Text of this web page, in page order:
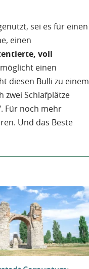
sei es für einen
einen
voll
einen
diesen Bulli zu einem
zwei Schlafplätze
Für noch mehr
Und das Beste